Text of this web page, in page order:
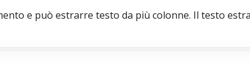
e può estrarre testo da più colonne. Il testo